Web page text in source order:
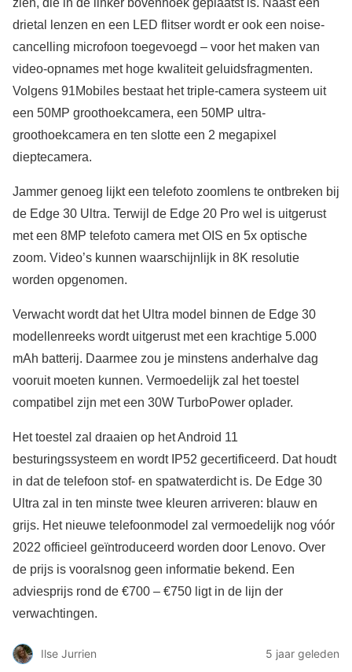
drietal lenzen en een LED flitser wordt er ook een noise-
cancelling microfoon toegevoegd – voor het maken van
video-opnames met hoge kwaliteit geluidsfragmenten.
Volgens 91Mobiles bestaat het triple-camera systeem uit
een 50MP groothoekcamera, een 50MP ultra-
groothoekcamera en ten slotte een 2 megapixel
dieptecamera.
Jammer genoeg lijkt een telefoto zoomlens te ontbreken bij
de Edge 30 Ultra. Terwijl de Edge 20 Pro wel is uitgerust
met een 8MP telefoto camera met OIS en 5x optische
zoom. Video’s kunnen waarschijnlijk in 8K resolutie
worden opgenomen.
Verwacht wordt dat het Ultra model binnen de Edge 30
modellenreeks wordt uitgerust met een krachtige 5.000
mAh batterij. Daarmee zou je minstens anderhalve dag
vooruit moeten kunnen. Vermoedelijk zal het toestel
compatibel zijn met een 30W TurboPower oplader.
Het toestel zal draaien op het Android 11
besturingssysteem en wordt IP52 gecertificeerd. Dat houdt
in dat de telefoon stof- en spatwaterdicht is. De Edge 30
Ultra zal in ten minste twee kleuren arriveren: blauw en
grijs. Het nieuwe telefoonmodel zal vermoedelijk nog vóór
2022 officieel geïntroduceerd worden door Lenovo. Over
de prijs is vooralsnog geen informatie bekend. Een
adviesprijs rond de €700 – €750 ligt in de lijn der
verwachtingen.
Ilse Jurrien
5 jaar geleden